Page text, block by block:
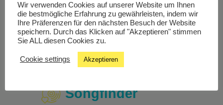
Livestream
Studiochat
Songfinder
Wir verwenden Cookies auf unserer Website um Ihnen
die bestmögliche Erfahrung zu gewährleisten, indem wir
Ihre Präferenzen für den nächsten Besuch der Website
speichern. Durch das Klicken auf "Akzeptieren" stimmen
Sie ALL diesen Cookies zu.
Cookie settings Akzeptieren